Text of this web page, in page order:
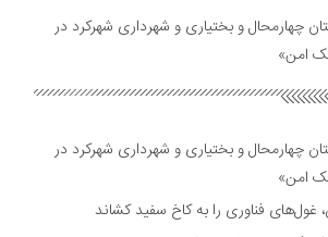
چهارمحال و بختیاری و شهرداری شهرکرد در
امن»
چهارمحال و بختیاری و شهرداری شهرکرد در
امن»
فناوری را به کاخ سفید کشاند